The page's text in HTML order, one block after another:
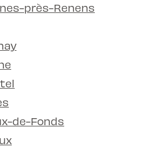
près-Renens
de-Fonds